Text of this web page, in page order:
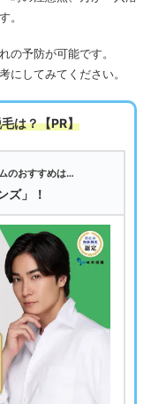
。
の予防が可能です。
にしてみてください。
は？【PR】
のおすすめは…
ズ」！